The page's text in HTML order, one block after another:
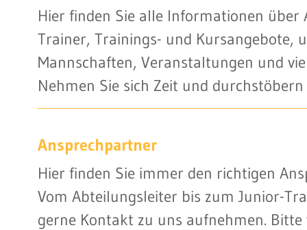
Hier finden Sie alle Informationen über
Trainer, Trainings- und Kursangebote,
Mannschaften, Veranstaltungen und
Nehmen Sie sich Zeit und durchstöbern
Ansprechpartner
Hier finden Sie immer den richtigen
Vom Abteilungsleiter bis zum Junior-
gerne Kontakt zu uns aufnehmen. Bitte